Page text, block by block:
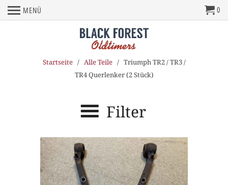
MENÜ 0
Startseite/ Alle Teile/ Triumph TR2 / TR3 /
TR4 Querlenker (2 Stück)
Filter